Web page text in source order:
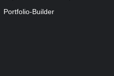
Portfolio-Builder